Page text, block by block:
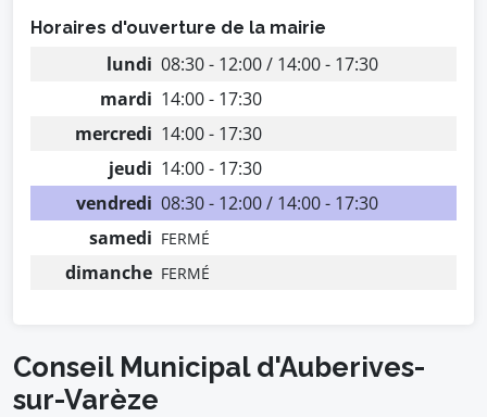
Horaires d'ouverture de la mairie
lundi 08:30 - 12:00 / 14:00 - 17:30
mardi 14:00 - 17:30
mercredi 14:00 - 17:30
jeudi 14:00 - 17:30
vendredi 08:30 - 12:00 / 14:00 - 17:30
samedi FERMÉ
dimanche FERMÉ
Conseil Municipal d'Auberives-
sur-Varèze